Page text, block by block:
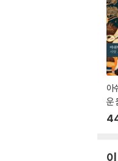
아
운